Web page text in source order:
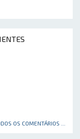
OS COMENTÁRIOS ...